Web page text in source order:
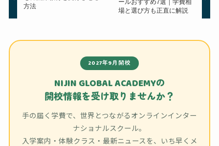
方法
ールおすすめ7選｜学費相
場と選び方も正直に解説
2027年9月開校
NIJIN GLOBAL ACADEMYの
開校情報を受け取りませんか？
手の届く学費で、世界とつながるオンラインインター
ナショナルスクール。
入学案内・体験クラス・最新ニュースを、いち早くメ